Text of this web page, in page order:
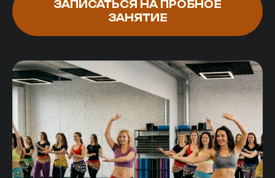
ЗАПИСАТЬСЯ НА ПРОБНОЕ
ЗАНЯТИЕ